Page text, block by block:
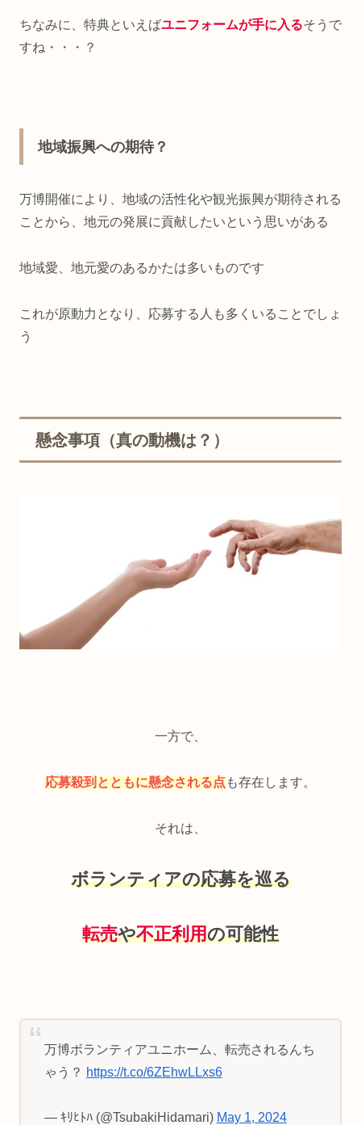
ちなみに、特典といえばユニフォームが手に入るそうで
すね・・・？
地域振興への期待？
万博開催により、地域の活性化や観光振興が期待される
ことから、地元の発展に貢献したいという思いがある
地域愛、地元愛のあるかたは多いものです
これが原動力となり、応募する人も多くいることでしょ
う
懸念事項（真の動機は？）
一方で、
応募殺到とともに懸念される点 も存在します。
それは、
ボランティアの応募を巡る
転売や不正利用の可能性
万博ボランティアユニホーム、転売されるんち
ゃう？ https://t.co/6ZEhwLLxs6
— ｷﾘﾋﾄﾊ (@TsubakiHidamari) May 1, 2024